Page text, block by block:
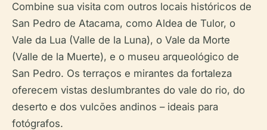
Combine sua visita com outros locais históricos de
San Pedro de Atacama, como Aldea de Tulor, o
Vale da Lua (Valle de la Luna), o Vale da Morte
(Valle de la Muerte), e o museu arqueológico de
San Pedro. Os terraços e mirantes da fortaleza
oferecem vistas deslumbrantes do vale do rio, do
deserto e dos vulcões andinos – ideais para
fotógrafos.